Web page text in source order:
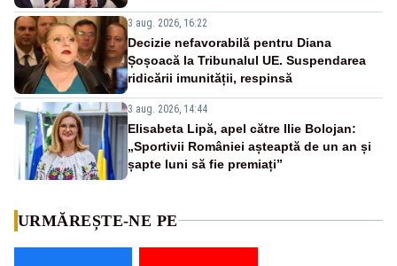
3 aug. 2026, 16:22
Decizie nefavorabilă pentru Diana
Șoșoacă la Tribunalul UE. Suspendarea
ridicării imunității, respinsă
3 aug. 2026, 14:44
Elisabeta Lipă, apel către Ilie Bolojan:
„Sportivii României așteaptă de un an și
șapte luni să fie premiați”
URMĂREȘTE-NE PE